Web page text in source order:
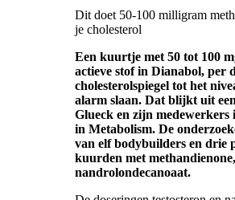
Dit doet 50-100 milligram
je cholesterol
Een kuurtje met 50 tot 100
actieve stof in Dianabol, per
cholesterolspiegel tot het
alarm slaan. Dat blijkt uit
Glueck en zijn medewerkers
in Metabolism. De
van elf bodybuilders en drie
kuurden met
nandrolondecanoaat.